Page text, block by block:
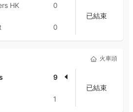
HK 0
0
已結束
火車頭
9
1
已結束